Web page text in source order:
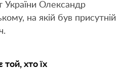
України Олександр
на якій був присутній
хто їх